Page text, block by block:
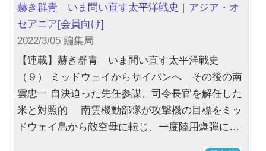
赫き群青 いま問い直す太平洋戦史 ｜ アジア・オ
セアニア[会員向け]
2022/3/05 編集局
【連載】赫き群青 いま問い直す太平洋戦史
（９） ミッドウェイからサイパンへ その後の南
雲忠一 自決迫った先任参謀、司令長官を解任した
米と対照的 南雲機動部隊が攻撃機の目標をミッ
ドウェイ島から敵空母に転じ、一度陸用爆弾に…